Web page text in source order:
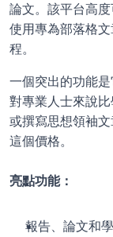
論文。該平台高
使用專為部落格
程。
一個突出的功能
對專業人士來說
或撰寫思想領袖
這個價格。
亮點功能：
報告、論文和